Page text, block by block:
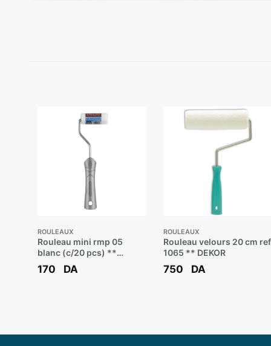
ROULEAUX
Rouleau mini rmp 05
blanc (c/20 pcs) **
MINIROS
170 DA
ROULEAUX
Rouleau velours 20 cm ref
1065 ** DEKOR
750 DA